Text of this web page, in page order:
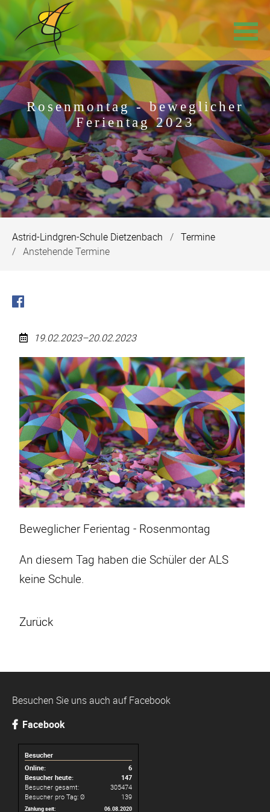
Navigation
überspringen
Rosenmontag - beweglicher
Ferientag 2023
Astrid-Lindgren-Schule Dietzenbach
Termine
Anstehende Termine
19.02.2023–20.02.2023
Rosenmontag
-
beweglicher
Ferientag
2023
Beweglicher Ferientag - Rosenmontag
An diesem Tag haben die Schüler der ALS
keine Schule.
Zurück
Besuchen Sie uns auch auf Facebook
Facebook
Besucher
Online:
6
Besucher heute:
147
Besucher gesamt:
305474
Besucher pro Tag: Ø
139
Zählung seit: 06.08.2020